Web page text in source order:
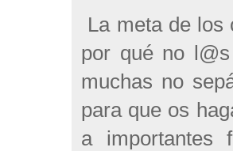
La meta de los
por qué no
muchas no
para que os
a importantes